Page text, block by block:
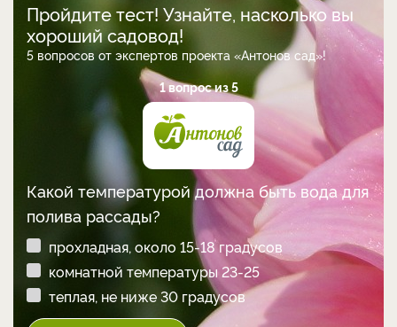
Пройдите тест! Узнайте, насколько вы
хороший садовод!
5 вопросов от экспертов проекта «Антонов сад»!
1 вопрос из 5
Какой температурой должна быть вода для
полива рассады?
прохладная, около 15-18 градусов
комнатной температуры 23-25
теплая, не ниже 30 градусов